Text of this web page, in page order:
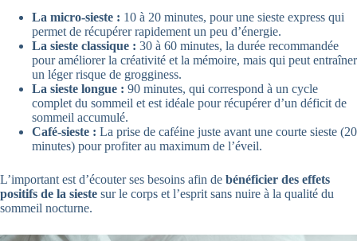
La micro-sieste : 10 à 20 minutes, pour une sieste express qui
permet de récupérer rapidement un peu d’énergie.
La sieste classique : 30 à 60 minutes, la durée recommandée
pour améliorer la créativité et la mémoire, mais qui peut entraîner
un léger risque de grogginess.
La sieste longue : 90 minutes, qui correspond à un cycle
complet du sommeil et est idéale pour récupérer d’un déficit de
sommeil accumulé.
Café-sieste : La prise de caféine juste avant une courte sieste (20
minutes) pour profiter au maximum de l’éveil.
L’important est d’écouter ses besoins afin de bénéficier des effets
positifs de la sieste sur le corps et l’esprit sans nuire à la qualité du
sommeil nocturne.